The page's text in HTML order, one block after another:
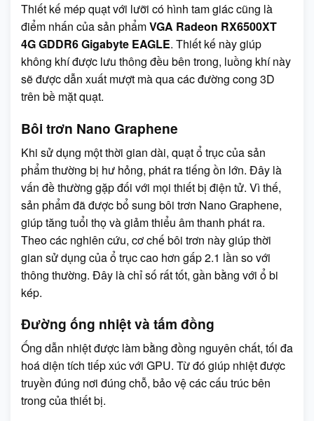
Thiết kế mép quạt với lưỡi có hình tam giác cũng là
điểm nhấn của sản phẩmVGA Radeon RX6500XT
4G GDDR6 Gigabyte EAGLE. Thiết kế này giúp
không khí được lưu thông đều bên trong, luồng khí này
sẽ được dẫn xuất mượt mà qua các đường cong 3D
trên bề mặt quạt.
Bôi trơn Nano Graphene
Khi sử dụng một thời gian dài, quạt ổ trục của sản
phẩm thường bị hư hỏng, phát ra tiếng ồn lớn. Đây là
vấn đề thường gặp đối với mọi thiết bị điện tử. Vì thế,
sản phẩm đã được bổ sung bôi trơn Nano Graphene,
giúp tăng tuổi thọ và giảm thiểu âm thanh phát ra.
Theo các nghiên cứu, cơ chế bôi trơn này giúp thời
gian sử dụng của ổ trục cao hơn gấp 2.1 lần so với
thông thường. Đây là chỉ số rất tốt, gần bằng với ổ bi
kép.
Đường ống nhiệt và tấm đồng
Ống dẫn nhiệt được làm bằng đồng nguyên chất, tối đa
hoá diện tích tiếp xúc với GPU. Từ đó giúp nhiệt được
truyền đúng nơi đúng chỗ, bảo vệ các cấu trúc bên
trong của thiết bị.